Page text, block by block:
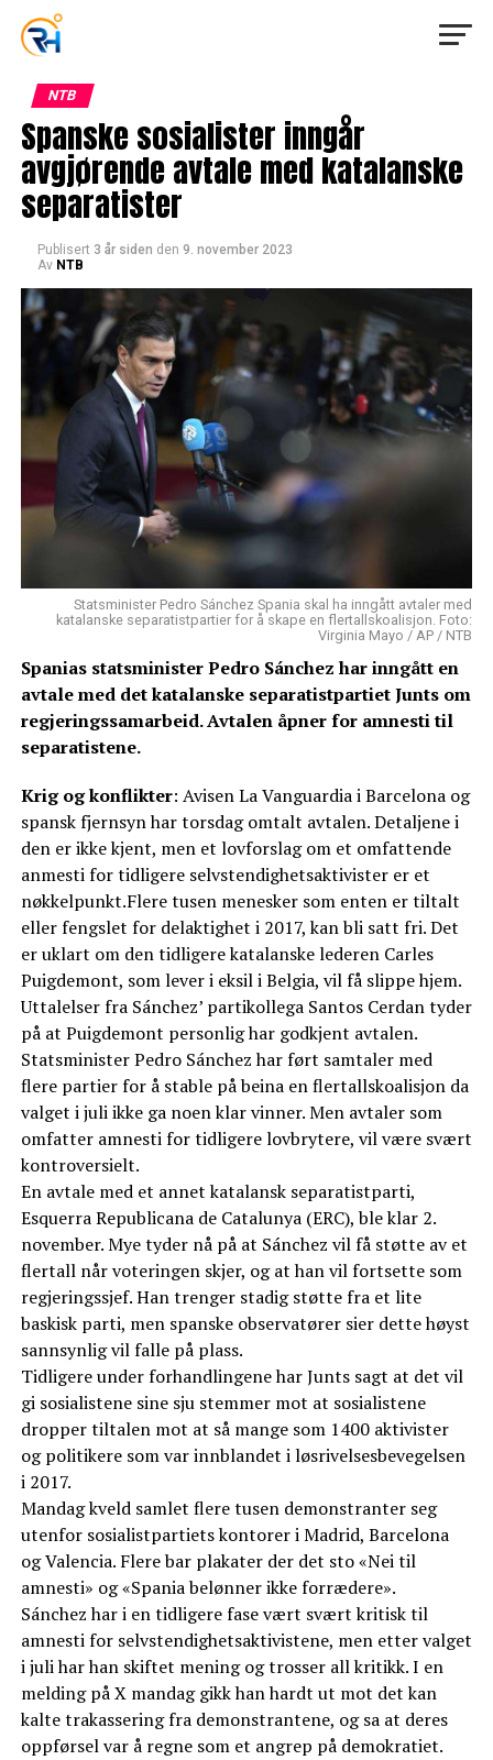
NTB
Spanske sosialister inngår
avgjørende avtale med katalanske
separatister
Publisert 3 år siden den 9. november 2023
Av NTB
Statsminister Pedro Sánchez Spania skal ha inngått avtaler med
katalanske separatistpartier for å skape en flertallskoalisjon. Foto:
Virginia Mayo / AP / NTB
Spanias statsminister Pedro Sánchez har inngått en
avtale med det katalanske separatistpartiet Junts om
regjeringssamarbeid. Avtalen åpner for amnesti til
separatistene.
Krig og konflikter: Avisen La Vanguardia i Barcelona og
spansk fjernsyn har torsdag omtalt avtalen. Detaljene i
den er ikke kjent, men et lovforslag om et omfattende
anmesti for tidligere selvstendighetsaktivister er et
nøkkelpunkt.Flere tusen menesker som enten er tiltalt
eller fengslet for delaktighet i 2017, kan bli satt fri. Det
er uklart om den tidligere katalanske lederen Carles
Puigdemont, som lever i eksil i Belgia, vil få slippe hjem.
Uttalelser fra Sánchez’ partikollega Santos Cerdan tyder
på at Puigdemont personlig har godkjent avtalen.
Statsminister Pedro Sánchez har ført samtaler med
flere partier for å stable på beina en flertallskoalisjon da
valget i juli ikke ga noen klar vinner. Men avtaler som
omfatter amnesti for tidligere lovbrytere, vil være svært
kontroversielt.
En avtale med et annet katalansk separatistparti,
Esquerra Republicana de Catalunya (ERC), ble klar 2.
november. Mye tyder nå på at Sánchez vil få støtte av et
flertall når voteringen skjer, og at han vil fortsette som
regjeringssjef. Han trenger stadig støtte fra et lite
baskisk parti, men spanske observatører sier dette høyst
sannsynlig vil falle på plass.
Tidligere under forhandlingene har Junts sagt at det vil
gi sosialistene sine sju stemmer mot at sosialistene
dropper tiltalen mot at så mange som 1400 aktivister
og politikere som var innblandet i løsrivelsesbevegelsen
i 2017.
Mandag kveld samlet flere tusen demonstranter seg
utenfor sosialistpartiets kontorer i Madrid, Barcelona
og Valencia. Flere bar plakater der det sto «Nei til
amnesti» og «Spania belønner ikke forrædere».
Sánchez har i en tidligere fase vært svært kritisk til
amnesti for selvstendighetsaktivistene, men etter valget
i juli har han skiftet mening og trosser all kritikk. I en
melding på X mandag gikk han hardt ut mot det kan
kalte trakassering fra demonstrantene, og sa at deres
oppførsel var å regne som et angrep på demokratiet.